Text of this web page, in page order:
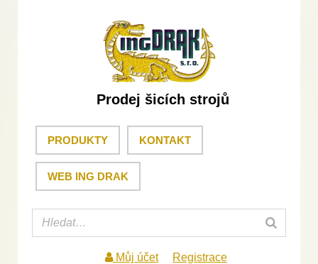
Prodej šicích strojů
PRODUKTY KONTAKT
WEB ING DRAK
Můj účet Registrace